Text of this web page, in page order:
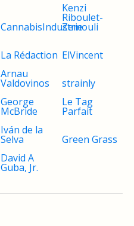
CannabisIndustrie
Kenzi
Riboulet-
Zemouli
La Rédaction ElVincent
Arnau
Valdovinos strainly
George
McBride
Le Tag
Parfait
Iván de la
Selva
Green Grass
David A
Guba, Jr.